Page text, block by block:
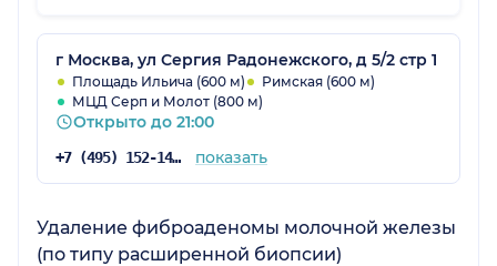
г Москва, ул Сергия Радонежского, д 5/2 стр 1
Площадь Ильича (600 м)
Римская (600 м)
МЦД Серп и Молот (800 м)
Открыто до 21:00
+7 (495) 152-14-78 показать
Удаление фиброаденомы молочной железы
(по типу расширенной биопсии)